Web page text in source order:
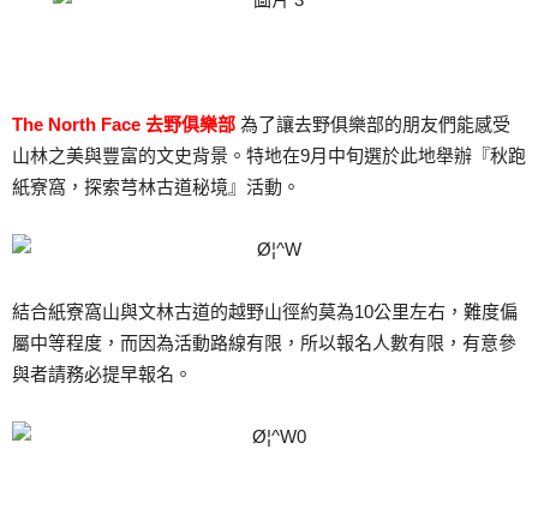
The North Face 去野俱樂部 為了讓去野俱樂部的朋友們能感受
山林之美與豐富的文史背景。特地在9月中旬選於此地舉辦『秋跑
紙寮窩，探索芎林古道秘境』活動。
結合紙寮窩山與文林古道的越野山徑約莫為10公里左右，難度偏
屬中等程度，而因為活動路線有限，所以報名人數有限，有意參
與者請務必提早報名。